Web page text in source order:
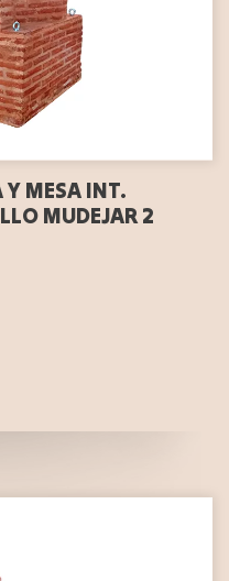
MESA INT.
MUDEJAR 2